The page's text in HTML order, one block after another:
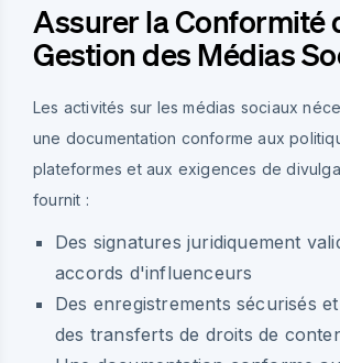
Assurer la Conformité
Gestion des Médias
Les activités sur les médias sociaux
une documentation conforme aux
plateformes et aux exigences de
fournit :
Des signatures juridiquement
accords d'influenceurs
Des enregistrements sécurisés
des transferts de droits de